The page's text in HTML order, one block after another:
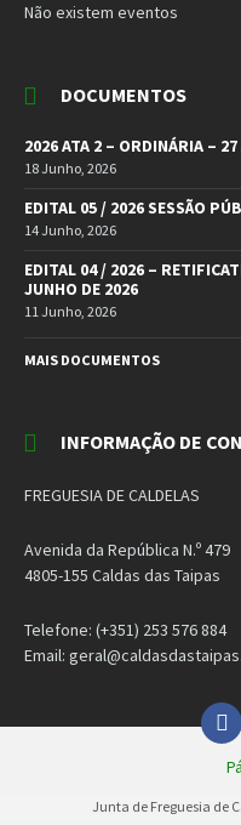
Não existem eventos
DOCUMENTOS
2026 ATA 2 – ORDINÁRIA –
18 Junho, 2026
EDITAL 05 / 2026 SESSÃO
14 Junho, 2026
EDITAL 04 / 2026 –
JUNHO DE 2026
11 Junho, 2026
MAIS DOCUMENTOS
INFORMAÇÃO DE
FREGUESIA DE CALDELAS
Avenida da República N.º 479
4805-155 Caldas das Taipas
Telefone: (+351) 253 576 884
Email:
Junta de Freguesia de